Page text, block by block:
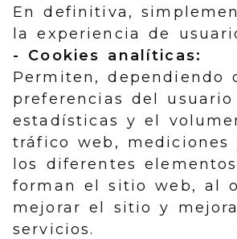
En definitiva,
la experiencia de
- Cookies analíticas:
Permiten, dependiendo
preferencias del
estadísticas y el
tráfico web, mediciones
los diferentes
forman el sitio web, al
mejorar el sitio y
servicios.